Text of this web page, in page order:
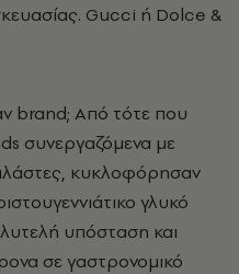
Gucci ή Dolce &
brand; Από τότε που
συνεργαζόμενα με
κυκλοφόρησαν
γλυκό
υπόσταση και
σε γαστρονομικό